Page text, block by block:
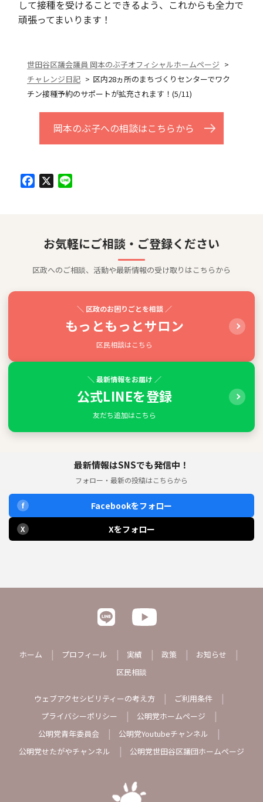
して接種を受けることできるよう、これからも全力で
頑張ってまいります！
世田谷区議会議員 岡本のぶ子オフィシャルホームページ
チャレンジ日記
区内28ヵ所のまちづくりセンターでワク
チン接種予約のサポートが拡充されます！(5/11)
岡本のぶ子への相談はこちらから
Facebook
お気軽にご相談・ご登録ください
区政へのご相談、活動や最新情報の受け取りはこちらから
＼ 区政のお困りごとを相談 ／
もっともっとサロン
区民相談はこちら
＼ 最新情報をお届け ／
公式LINEを登録
友だち追加はこちら
最新情報はSNSでも発信中！
フォロー・最新の投稿はこちらから
f Facebookをフォロー
X Xをフォロー
ホーム プロフィール 実績 政策
お知らせ
区民相談
ウェブアクセシビリティーの考え方
ご利用条件
プライバシーポリシー
公明党ホームページ
公明党青年委員会
公明党Youtubeチャンネル
公明党せたがやチャンネル
公明党世田谷区議団ホームページ